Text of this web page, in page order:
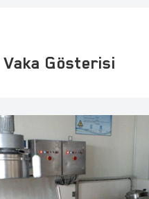
Vaka Gösterisi